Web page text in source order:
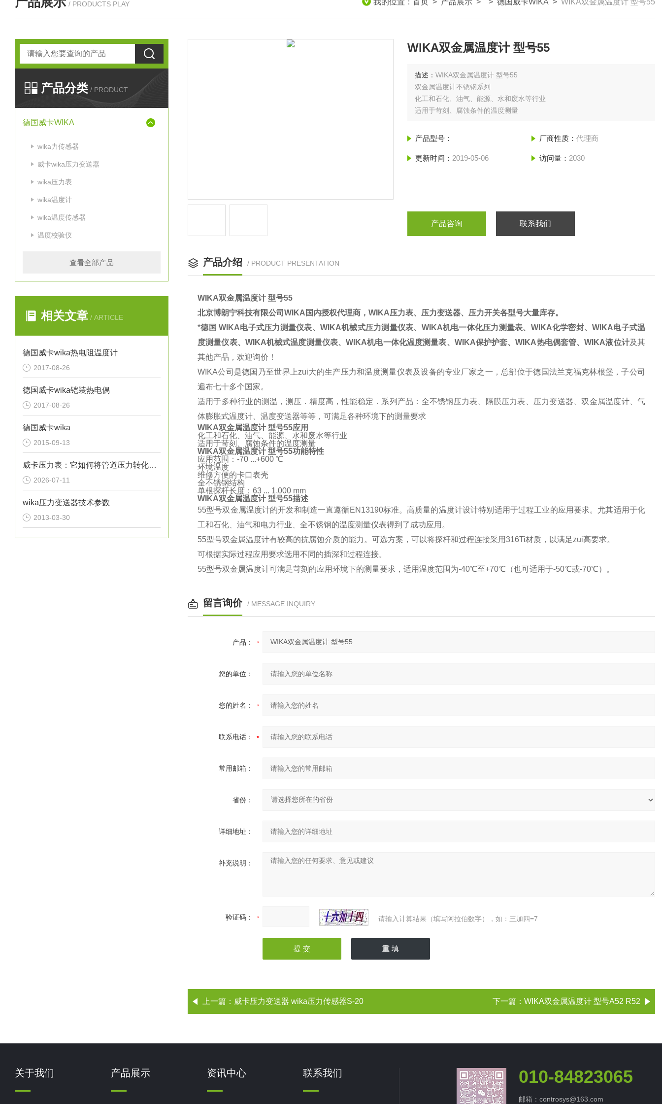
/ PRODUCTS PLAY 我的位置： 首页 > 产品展示 > > 德国威卡WIKA > WIKA双金属温度计 型号55
产品分类 / PRODUCT
德国威卡WIKA
wika力传感器
威卡wika压力变送器
wika压力表
wika温度计
wika温度传感器
温度校验仪
查看全部产品
相关文章 / ARTICLE
德国威卡wika热电阻温度计
2017-08-26
德国威卡wika铠装热电偶
2017-08-26
德国威卡wika
2015-09-13
威卡压力表：它如何将管道压力转化为指针读数？
2026-07-11
wika压力变送器技术参数
2013-03-30
WIKA双金属温度计 型号55
描述：WIKA双金属温度计 型号55
双金属温度计不锈钢系列
化工和石化、油气、能源、水和废水等行业
适用于苛刻、腐蚀条件的温度测量
产品型号： 厂商性质： 代理商
更新时间： 2019-05-06 访问量： 2030
产品咨询 联系我们
产品介绍 / PRODUCT PRESENTATION
WIKA双金属温度计 型号55
北京博朗宁科技有限公司WIKA国内授权代理商，WIKA压力表、压力变送器、压力开关各型号大量库存。
*德国 WIKA电子式压力测量仪表、WIKA机械式压力测量仪表、WIKA机电一体化压力测量表、WIKA化学密封、WIKA电子式温
度测量仪表、WIKA机械式温度测量仪表、WIKA机电一体化温度测量表、WIKA保护护套、WIKA热电偶套管、WIKA液位计及其
其他产品，欢迎询价！
WIKA公司是德国乃至世界上zui大的生产压力和温度测量仪表及设备的专业厂家之一，总部位于德国法兰克福克林根堡，子公司
遍布七十多个国家。
适用于多种行业的测温，测压．精度高，性能稳定．系列产品：全不锈钢压力表、隔膜压力表、压力变送器、双金属温度计、气
体膨胀式温度计、温度变送器等等，可满足各种环境下的测量要求
WIKA双金属温度计 型号55应用
化工和石化、油气、能源、水和废水等行业
适用于苛刻、腐蚀条件的温度测量
WIKA双金属温度计 型号55功能特性
应用范围：-70 ...+600 ℃
环境温度
维修方便的卡口表壳
全不锈钢结构
单根探杆长度：63 ... 1,000 mm
WIKA双金属温度计 型号55描述
55型号双金属温度计的开发和制造一直遵循EN13190标准。高质量的温度计设计特别适用于过程工业的应用要求。尤其适用于化
工和石化、油气和电力行业、全不锈钢的温度测量仪表得到了成功应用。
55型号双金属温度计有较高的抗腐蚀介质的能力。可选方案，可以将探杆和过程连接采用316Ti材质，以满足zui高要求。
可根据实际过程应用要求选用不同的插深和过程连接。
55型号双金属温度计可满足苛刻的应用环境下的测量要求，适用温度范围为-40℃至+70℃（也可适用于-50℃或-70℃）。
留言询价 / MESSAGE INQUIRY
产品：
您的单位：
您的姓名：
联系电话：
常用邮箱：
省份：
详细地址：
补充说明：
验证码： 请输入计算结果（填写阿拉伯数字），如：三加四=7
上一篇： 威卡压力变送器 wika压力传感器S-20 下一篇： WIKA双金属温度计 型号A52 R52
关于我们 产品展示 资讯中心 联系我们 010-84823065
邮箱：controsys@163.com